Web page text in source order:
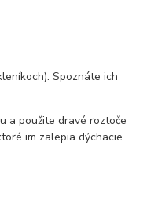
Spoznáte ich
a použite dravé roztoče
im zalepia dýchacie